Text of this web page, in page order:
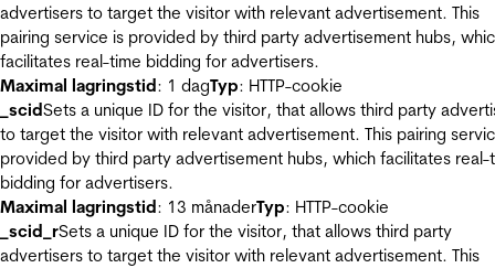
advertisers to target the visitor with relevant advertisement. This
pairing service is provided by third party advertisement hubs,
facilitates real-time bidding for advertisers.
Maximal lagringstid: 1 dagTyp: HTTP-cookie
_scidSets a unique ID for the visitor, that allows third party
to target the visitor with relevant advertisement. This pairing
provided by third party advertisement hubs, which facilitates real-
bidding for advertisers.
Maximal lagringstid: 13 månaderTyp: HTTP-cookie
_scid_rSets a unique ID for the visitor, that allows third party
advertisers to target the visitor with relevant advertisement. This